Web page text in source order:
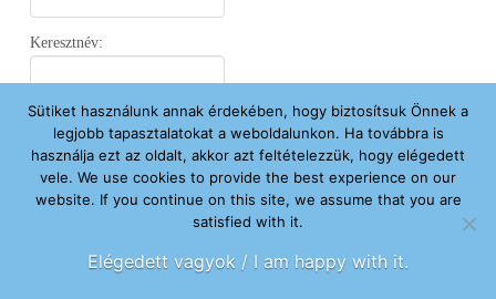
Keresztnév:
Email:
Elfogadom az Adatvédelmi Nyilatkozatot.
Sütiket használunk annak érdekében, hogy biztosítsuk Önnek a
legjobb tapasztalatokat a weboldalunkon. Ha továbbra is
használja ezt az oldalt, akkor azt feltételezzük, hogy elégedett
vele. We use cookies to provide the best experience on our
website. If you continue on this site, we assume that you are
satisfied with it.
Elégedett vagyok / I am happy with it.